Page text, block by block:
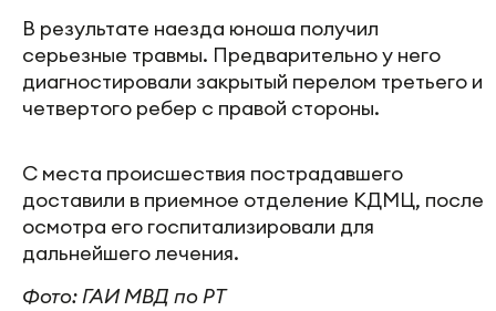
В результате наезда юноша получил
серьезные травмы. Предварительно у него
диагностировали закрытый перелом третьего и
четвертого ребер с правой стороны.
С места происшествия пострадавшего
доставили в приемное отделение КДМЦ, после
осмотра его госпитализировали для
дальнейшего лечения.
Фото: ГАИ МВД по РТ